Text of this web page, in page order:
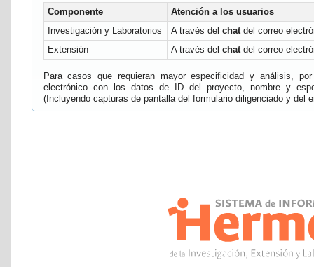
Componente
Atención a los usuarios
Investigación y Laboratorios
A través del chatdel correo
Extensión
A través del chatdel correo
Para casos que requieran mayor especificidad y análisis,
electrónico con los datos de ID del proyecto, nombre y
(Incluyendo capturas de pantalla del formulario diligenciado y del